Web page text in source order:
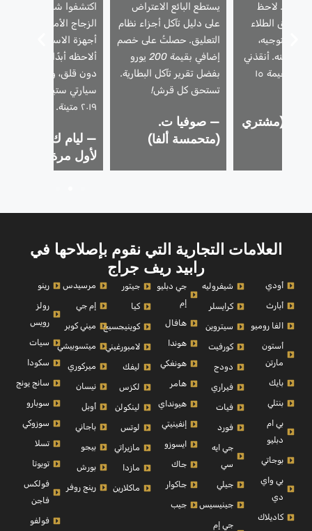
لاحظ
تطابق الطلاء
التوجيه،
عنه. أنقذني
ذلك من خطأٍ بقيمة ١٥
ر. (مشتري
يستطع البائع الاعتراض
على دليل تآكل أجزاء نظام
التعليق. حصلتُ على خصم
إضافي بقيمة 200 يورو
بفضل تقرير تآكل البطارية.
تستحق كل قرش!
— صوفيا ت.
(متحمسة ألفا)
اكتشفوا شقًا صغيرًا في
الزجاج الأمامي وخللًا في
أجهزة الاستشعار لم
ألاحظه أبدًا. الآن أقود
دون قلق، وأنا أعلم أن
سيارتي ستيلفيو موديل
٢٠١٩ متينة.
— ليام ك.
لأول مرة)
العلامات التجارية التي نقوم بإصلاحها في
رابيد ريف جراج
أودي
أبارث
الفا روميو
أستون
مارتن
بايك
بنتلي
بي ام
دبليو
بوجاتي
بي واي
دي
كاديلاك
شيفروليه
كرايسلر
سيتروين
كورفيت
دودج
فيراري
فيات
فورد
جي ايه
سي
جيلي
جينيسيس
جي إم
جي دبليو
إم
هافال
هوندا
هونغكي
هامر
هيونداي
إنفينيتي
ايسوزو
جاك
جاكوار
جيب
جيتور
كيا
كوينيجسيج
لامبورغيني
ليفك
لكزس
لينكولن
لوتس
مازيراتي
مازدا
ماكلارين
مرسيدس
إم جي
ميني كوبر
ميتسوبيشي
ميركوري
نيسان
أوبل
باجاني
بيجو
بورش
رينج روفر
رينو
رولز
رويس
سيات
سكودا
سانج يونج
سوبارو
سوزوكي
تسلا
تويوتا
فولكس
فاجن
فولفو